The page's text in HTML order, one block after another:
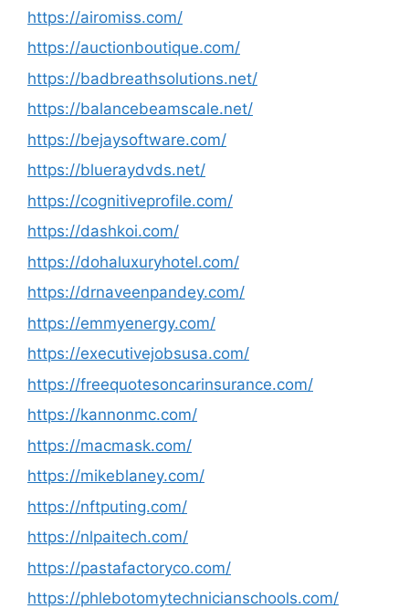
https://airomiss.com/
https://auctionboutique.com/
https://badbreathsolutions.net/
https://balancebeamscale.net/
https://bejaysoftware.com/
https://blueraydvds.net/
https://cognitiveprofile.com/
https://dashkoi.com/
https://dohaluxuryhotel.com/
https://drnaveenpandey.com/
https://emmyenergy.com/
https://executivejobsusa.com/
https://freequotesoncarinsurance.com/
https://kannonmc.com/
https://macmask.com/
https://mikeblaney.com/
https://nftputing.com/
https://nlpaitech.com/
https://pastafactoryco.com/
https://phlebotomytechnicianschools.com/